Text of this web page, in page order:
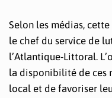
Selon les médias,
le chef du service de
l’Atlantique-Littoral.
la disponibilité de ces
local et de favoriser